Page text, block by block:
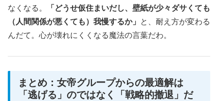
なくなる。
「どうせ仮住まいだし、壁紙が少々ダサくても
（人間関係が悪くても）我慢するか」
と、耐え方が変わる
んだて。心が壊れにくくなる魔法の言葉だわ。
まとめ：女帝グループからの最適解は
「逃げる」のではなく「戦略的撤退」だ